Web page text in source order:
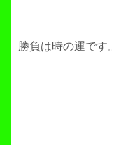
勝負は時の運です。